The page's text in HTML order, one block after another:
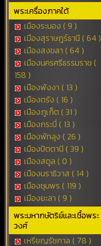
พระเครื่องภาคใต้
เมืองระนอง ( 9 )
เมืองสุราษฎร์ธานี ( 64 )
เมืองสงขลา ( 64 )
เมืองนครศรีธรรมราช (
158 )
เมืองพังงา ( 13 )
เมืองตรัง ( 16 )
เมืองภูเก็ต ( 31 )
เมืองกระบี่ ( 13 )
เมืองพัทลุง ( 26 )
เมืองปัตตานี ( 39 )
เมืองสตูล ( 0 )
เมืองนราธิวาส ( 14 )
เมืองชุมพร ( 119 )
เมืองยะลา ( 9 )
พระมหากษัตริย์และเชื้อพระ
วงศ์
เหรียญรัชกาล ( 78 )